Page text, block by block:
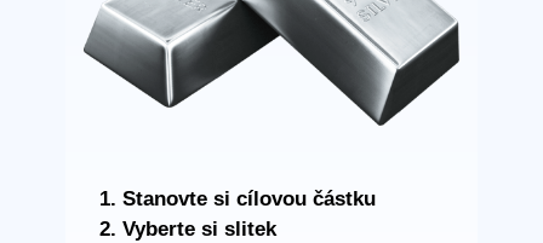
Stanovte si cílovou částku
Vyberte si slitek